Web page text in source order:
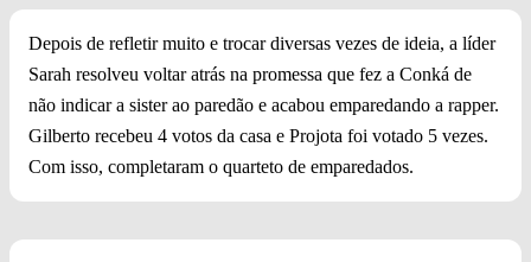
Depois de refletir muito e trocar diversas vezes de ideia, a líder
Sarah resolveu voltar atrás na promessa que fez a Conká de
não indicar a sister ao paredão e acabou emparedando a rapper.
Gilberto recebeu 4 votos da casa e Projota foi votado 5 vezes.
Com isso, completaram o quarteto de emparedados.